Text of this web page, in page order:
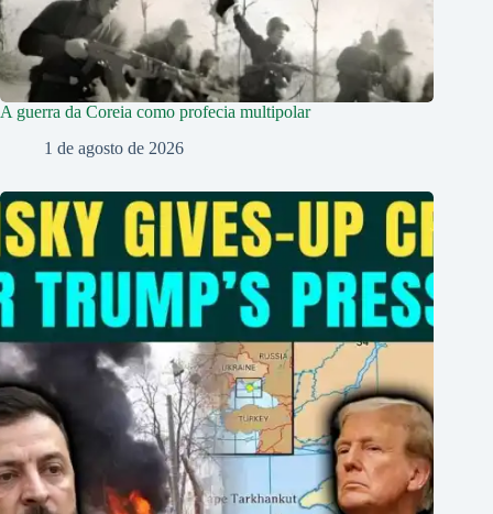
A guerra da Coreia como profecia multipolar
1 de agosto de 2026